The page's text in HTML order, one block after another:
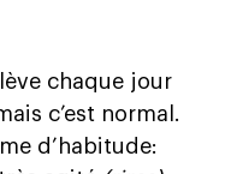
chaque jour
c’est normal.
d’habitude: